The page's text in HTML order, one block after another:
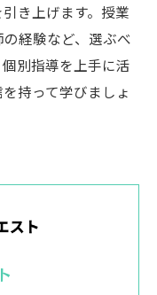
き上げます。授業
経験など、選ぶべ
別指導を上手に活
持って学びましょ